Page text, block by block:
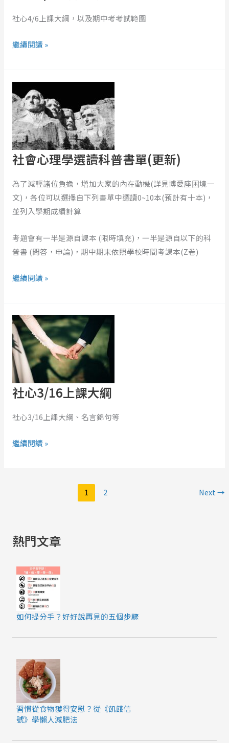
社心4/6上課大綱，以及期中考考試範圍
繼續閱讀 »
社會心理學選讀科普書單(更新)
為了減輕諸位負擔，增加大家的內在動機(詳見博愛座困境一
文)，各位可以選擇自下列書單中選讀0~10本(預計有十本)，
並列入學期成績計算
考題會有一半是源自課本 (限時填充)，一半是源自以下的科
普書 (問答，申論)，期中期末依照學校時間考課本(Z卷)
心
理
學
選
讀
普
書
單
新)
繼續閱讀 »
社心3/16上課大綱
社心3/16上課大綱、名言錦句等
心
3/16
上
課
大
綱
繼續閱讀 »
1 2 Next→
熱門文章
如何提分手？好好說再見的五個步驟
習慣從食物獲得安慰？從《飢餓信
號》學懶人減肥法